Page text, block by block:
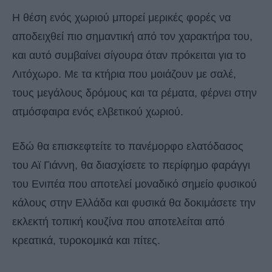
Η θέση ενός χωριού μπορεί μερικές φορές να
αποδειχθεί πιο σημαντική από τον χαρακτήρα του,
και αυτό συμβαίνει σίγουρα όταν πρόκειται για το
Λιτόχωρο. Με τα κτήρια που μοιάζουν με σαλέ,
τους μεγάλους δρόμους και τα ρέματα, φέρνει στην
ατμόσφαιρα ενός ελβετικού χωριού.
Εδώ θα επισκεφτείτε το πανέμορφο ελατόδασος
του Αϊ Γιάννη, θα διασχίσετε το περίφημο φαράγγι
του Ενιπέα που αποτελεί μοναδικό σημείο φυσικού
κάλους στην Ελλάδα και φυσικά θα δοκιμάσετε την
εκλεκτή τοπική κουζίνα που αποτελείται από
κρεατικά, τυροκομικά και πίτες.